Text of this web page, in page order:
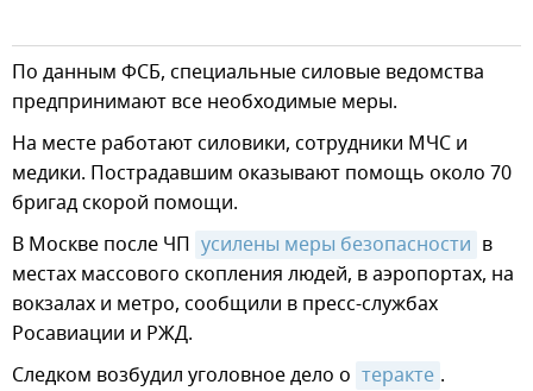
По данным ФСБ, специальные силовые ведомства
предпринимают все необходимые меры.
На месте работают силовики, сотрудники МЧС и
медики. Пострадавшим оказывают помощь около 70
бригад скорой помощи.
В Москве после ЧП усилены меры безопасности в
местах массового скопления людей, в аэропортах, на
вокзалах и метро, сообщили в пресс-службах
Росавиации и РЖД.
Следком возбудил уголовное дело о теракте .